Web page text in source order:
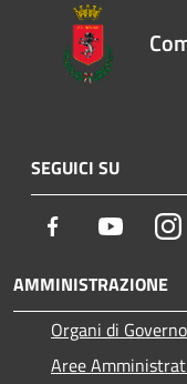
SEGUICI SU
Facebook Youtube
AMMINISTRAZIONE
Organi di Governo
Aree